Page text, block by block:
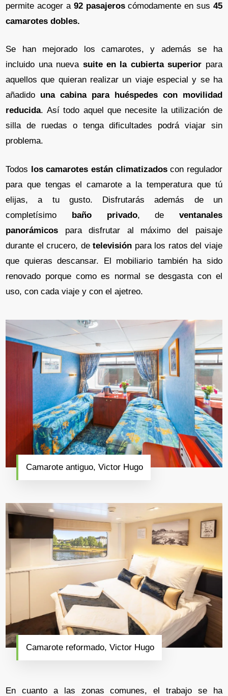
permite acoger a92 pasajeroscómodamente en sus 45
camarotes dobles.
Se han mejorado los camarotes, y además se ha
incluido una nueva suite en la cubierta superior para
aquellos que quieran realizar un viaje especial y se ha
añadido una cabina para huéspedes con movilidad
reducida. Así todo aquel que necesite la utilización de
silla de ruedas o tenga dificultades podrá viajar sin
problema.
Todos los camarotes están climatizadoscon regulador
para que tengas el camarote a la temperatura que tú
elijas, a tu gusto. Disfrutarás además de un
completísimo baño privado, de ventanales
panorámicos para disfrutar al máximo del paisaje
durante el crucero, detelevisión para los ratos del viaje
que quieras descansar. El mobiliario también ha sido
renovado porque como es normal se desgasta con el
uso, con cada viaje y con el ajetreo.
Camarote antiguo, Victor Hugo
Camarote reformado, Victor Hugo
En cuanto a las zonas comunes, el trabajo se ha